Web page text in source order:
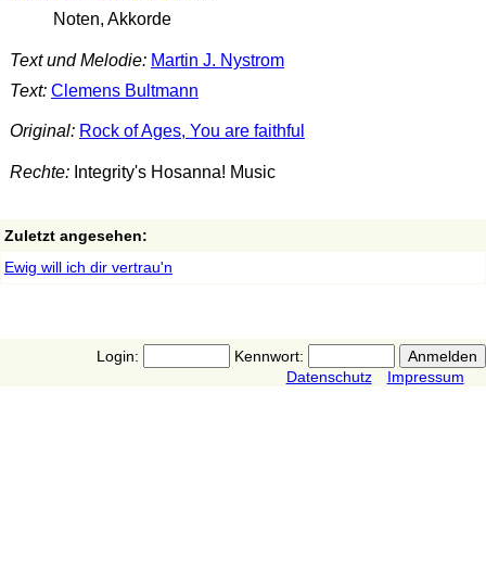
Noten, Akkorde
Text und Melodie: Martin J. Nystrom
Text: Clemens Bultmann
Original: Rock of Ages, You are faithful
Rechte:Integrity's Hosanna! Music
Zuletzt angesehen:
Ewig will ich dir vertrau'n
Login:
Kennwort:
Datenschutz
Impressum